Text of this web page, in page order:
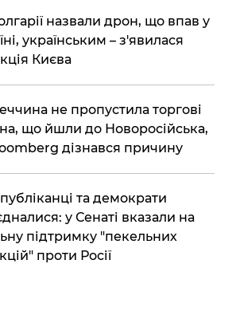
назвали дрон, що впав у
українським – з'явилася
Києва
не пропустила торгові
що йшли до Новоросійська,
дізнався причину
та демократи
у Сенаті вказали на
підтримку "пекельних
проти Росії